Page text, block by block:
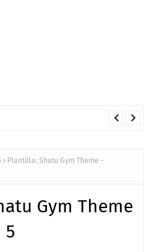
Plantilla: Shatu Gym Theme -
Gym Theme
5